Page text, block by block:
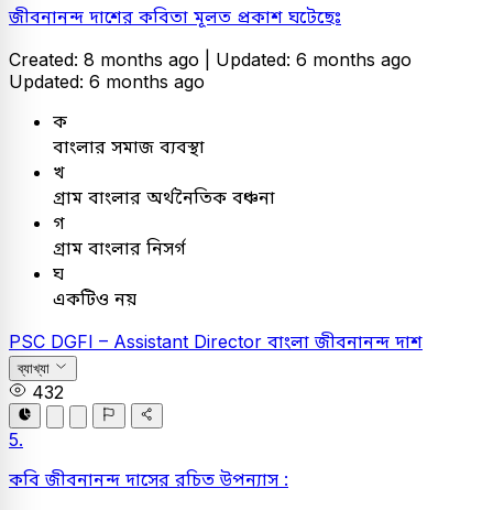
জীবনানন্দ দাশের কবিতা মূলত প্রকাশ ঘটেছেঃ
Created: 8 months ago | Updated: 6 months ago
Updated: 6 months ago
ক
বাংলার সমাজ ব্যবস্থা
খ
গ্রাম বাংলার অর্থনৈতিক বঞ্চনা
গ
গ্রাম বাংলার নিসর্গ
ঘ
একটিও নয়
PSC DGFI – Assistant Director বাংলাজীবনানন্দ দাশ
ব্যাখ্যা
432
5.
কবি জীবনানন্দ দাসের রচিত উপন্যাস :